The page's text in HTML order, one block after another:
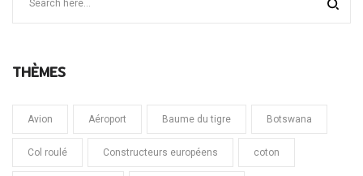
THÈMES
Avion Aéroport Baume du tigre Botswana
Col roulé Constructeurs européens coton